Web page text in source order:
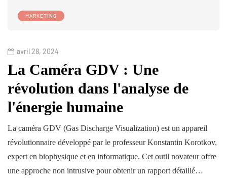
MARKETING
avril 28, 2024
La Caméra GDV : Une
révolution dans l'analyse de
l'énergie humaine
La caméra GDV (Gas Discharge Visualization) est un appareil
révolutionnaire développé par le professeur Konstantin Korotkov,
expert en biophysique et en informatique. Cet outil novateur offre
une approche non intrusive pour obtenir un rapport détaillé…